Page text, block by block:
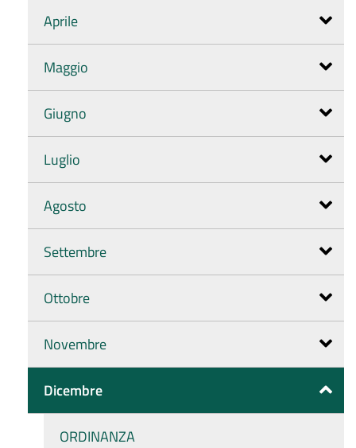
Aprile
Maggio
Giugno
Luglio
Agosto
Settembre
Ottobre
Novembre
Dicembre
ORDINANZA